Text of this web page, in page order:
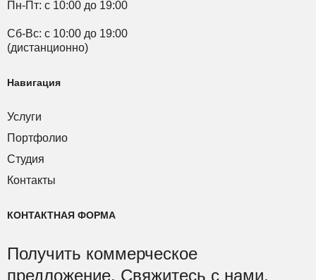
Пн-Пт: с 10:00 до 19:00
Сб-Вс: с 10:00 до 19:00
(дистанционно)
Навигация
Услуги
Портфолио
Студия
Контакты
КОНТАКТНАЯ ФОРМА
Получить коммерческое
предложение. Свяжитесь с нами.